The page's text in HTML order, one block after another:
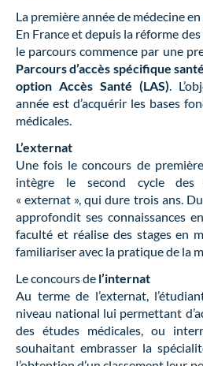
La première année de médecine en
En France et depuis la réforme
le parcours commence par une
Parcours d’accès spécifique
option Accès Santé (LAS) .
année est d’acquérir les bases
médicales.
L’externat
Une fois le concours de
intègre le second cycle des
« externat », qui dure trois ans.
approfondit ses connaissances
faculté et réalise des stages en
familiariser avec la pratique de la
Le concours de l’internat
Au terme de l’externat,
niveau national lui permettant
des études médicales, ou
souhaitant embrasser la